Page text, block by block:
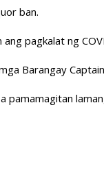
ban.
pagkalat ng
Barangay